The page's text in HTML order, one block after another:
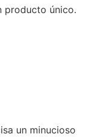
producto único.
un minucioso